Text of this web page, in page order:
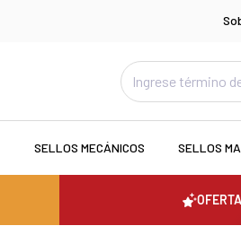
SELLOS MECÁNICOS SELLOS